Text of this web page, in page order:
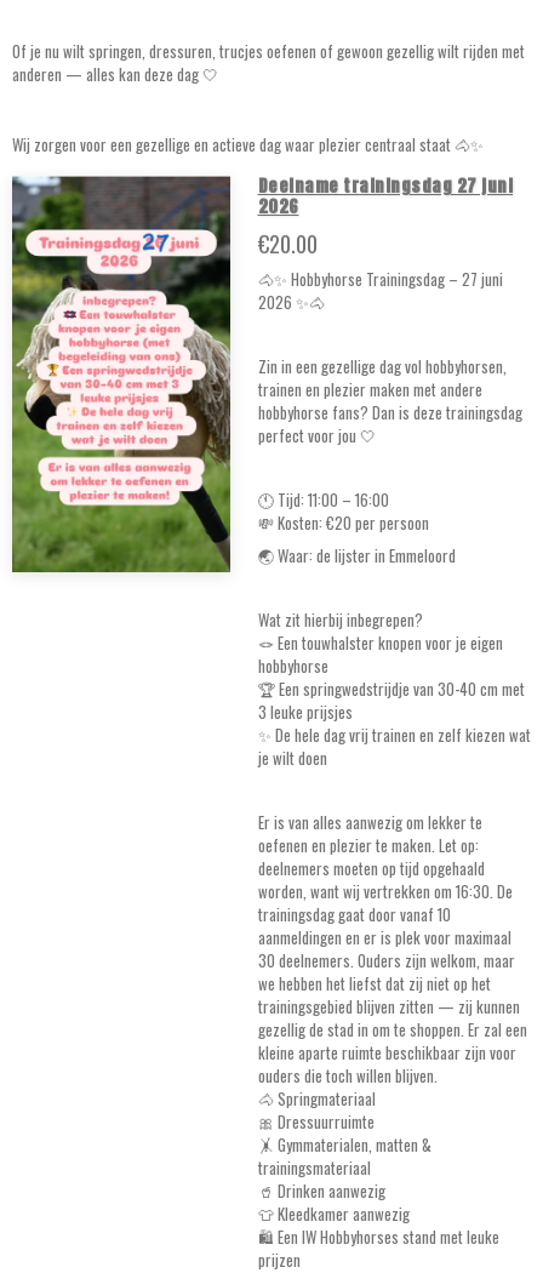
Of je nu wilt springen, dressuren, trucjes oefenen of gewoon gezellig wilt rijden met
anderen — alles kan deze dag 🤍
Wij zorgen voor een gezellige en actieve dag waar plezier centraal staat 🐴✨
Deelname trainingsdag 27 juni
2026
€20.00
🐴✨ Hobbyhorse Trainingsdag – 27 juni
2026 ✨🐴
Zin in een gezellige dag vol hobbyhorsen,
trainen en plezier maken met andere
hobbyhorse fans? Dan is deze trainingsdag
perfect voor jou 🤍
🕚 Tijd: 11:00 – 16:00
💸 Kosten: €20 per persoon
🌏 Waar: de lijster in Emmeloord
Wat zit hierbij inbegrepen?
🪢 Een touwhalster knopen voor je eigen
hobbyhorse
🏆 Een springwedstrijdje van 30-40 cm met
3 leuke prijsjes
✨ De hele dag vrij trainen en zelf kiezen wat
je wilt doen
Er is van alles aanwezig om lekker te
oefenen en plezier te maken. Let op:
deelnemers moeten op tijd opgehaald
worden, want wij vertrekken om 16:30. De
trainingsdag gaat door vanaf 10
aanmeldingen en er is plek voor maximaal
30 deelnemers. Ouders zijn welkom, maar
we hebben het liefst dat zij niet op het
trainingsgebied blijven zitten — zij kunnen
gezellig de stad in om te shoppen. Er zal een
kleine aparte ruimte beschikbaar zijn voor
ouders die toch willen blijven.
🐴 Springmateriaal
🎀 Dressuurruimte
🤸 Gymmaterialen, matten &
trainingsmateriaal
🥤 Drinken aanwezig
👕 Kleedkamer aanwezig
🛍️ Een IW Hobbyhorses stand met leuke
prijzen